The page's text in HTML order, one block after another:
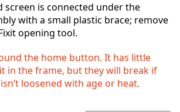
screen is connected under the
with a small plastic brace; remove
opening tool.
the home button. It has little
in the frame, but they will break if
loosened with age or heat.